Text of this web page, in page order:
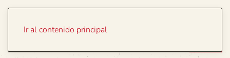
Ir al contenido principal